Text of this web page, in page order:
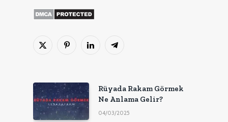
X
Pinterest'inLinkedInTelgraf
Rüyada Rakam Görmek
Ne Anlama Gelir?
04/03/2025